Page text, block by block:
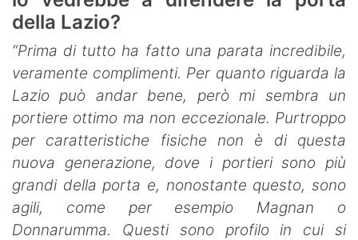
della Lazio?
“Prima di tutto ha fatto una parata incredibile,
veramente complimenti. Per quanto riguarda la
Lazio può andar bene, però mi sembra un
portiere ottimo ma non eccezionale. Purtroppo
per caratteristiche fisiche non è di questa
nuova generazione, dove i portieri sono più
grandi della porta e, nonostante questo, sono
agili, come per esempio Magnan o
Donnarumma. Questi sono profilo in cui si